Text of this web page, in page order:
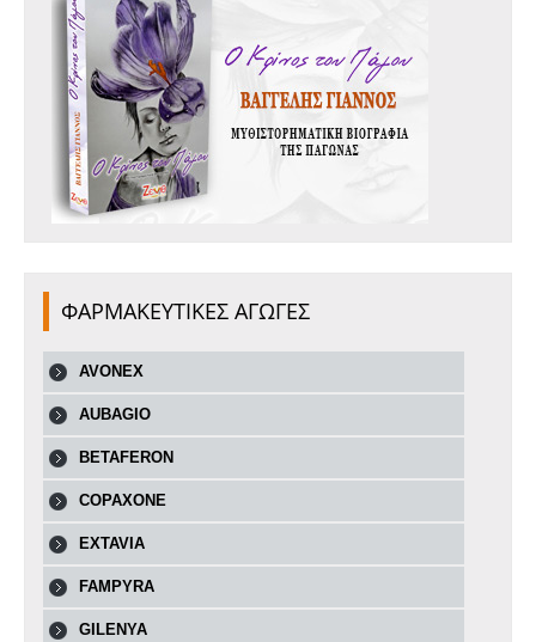
ΦΑΡΜΑΚΕΥΤΙΚΕΣ ΑΓΩΓΕΣ
AVONEX
AUBAGIO
BETAFERON
COPAXONE
EXTAVIA
FAMPYRA
GILENYA